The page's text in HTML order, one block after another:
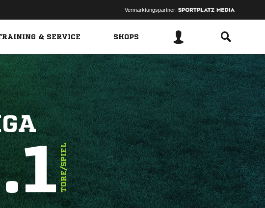
Vermarktungspartner:
& SERVICE SHOPS
TORE/SPIEL